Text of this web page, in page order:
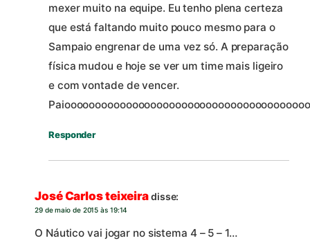
mexer muito na equipe. Eu tenho plena certeza
que está faltando muito pouco mesmo para o
Sampaio engrenar de uma vez só. A preparação
física mudou e hoje se ver um time mais ligeiro
e com vontade de vencer.
Responder
José Carlos teixeiradisse:
29 de maio de 2015 às 19:14
O Náutico vai jogar no sistema 4 – 5 – 1…